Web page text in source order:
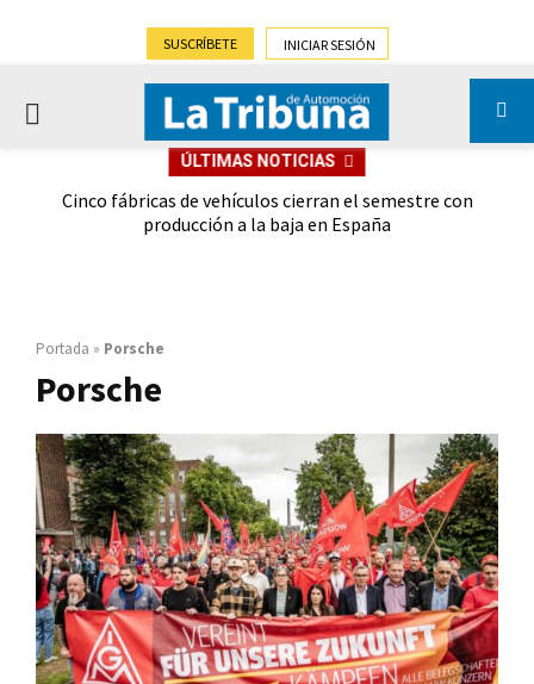
SUSCRÍBETE INICIAR SESIÓN
PRIMARY
ÚLTIMAS NOTICIAS
Cinco fábricas de vehículos cierran el semestre con
producción a la baja en España
Portada » Porsche
Porsche